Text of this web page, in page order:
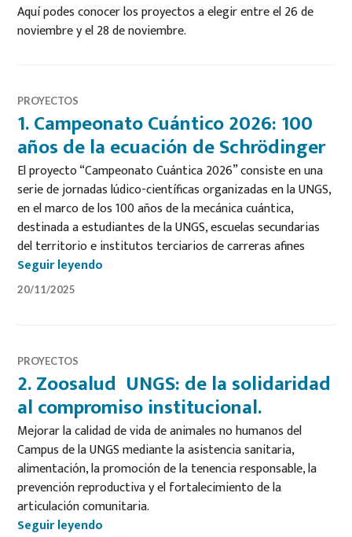
Aquí podes conocer los proyectos a elegir entre el 26 de
noviembre y el 28 de noviembre.
PROYECTOS
1. Campeonato Cuántico 2026: 100
años de la ecuación de Schrödinger
El proyecto “Campeonato Cuántica 2026” consiste en una
serie de jornadas lúdico-científicas organizadas en la UNGS,
en el marco de los 100 años de la mecánica cuántica,
destinada a estudiantes de la UNGS, escuelas secundarias
del territorio e institutos terciarios de carreras afines
Seguir leyendo
20/11/2025
PROYECTOS
2. Zoosalud UNGS: de la solidaridad
al compromiso institucional.
Mejorar la calidad de vida de animales no humanos del
Campus de la UNGS mediante la asistencia sanitaria,
alimentación, la promoción de la tenencia responsable, la
prevención reproductiva y el fortalecimiento de la
articulación comunitaria.
Seguir leyendo